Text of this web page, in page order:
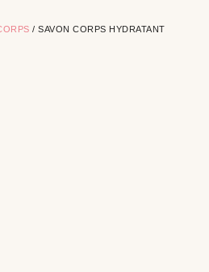
/ SAVON CORPS HYDRATANT